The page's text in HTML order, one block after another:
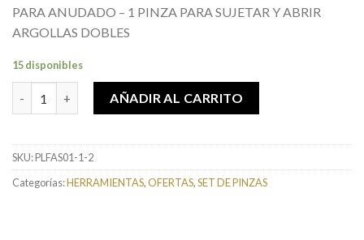
PARA ANUDADO – 1 PINZA PARA SUJETAR Y ABRIR
ARGOLLAS DOBLES
15 disponibles
ESTUCHE DE PINZAS COLOR CHOCOLATE 2 cantidad
AÑADIR AL CARRITO
SKU:PLFAS01-1-2
Categorías:HERRAMIENTAS,OFERTAS,SET DE PINZAS